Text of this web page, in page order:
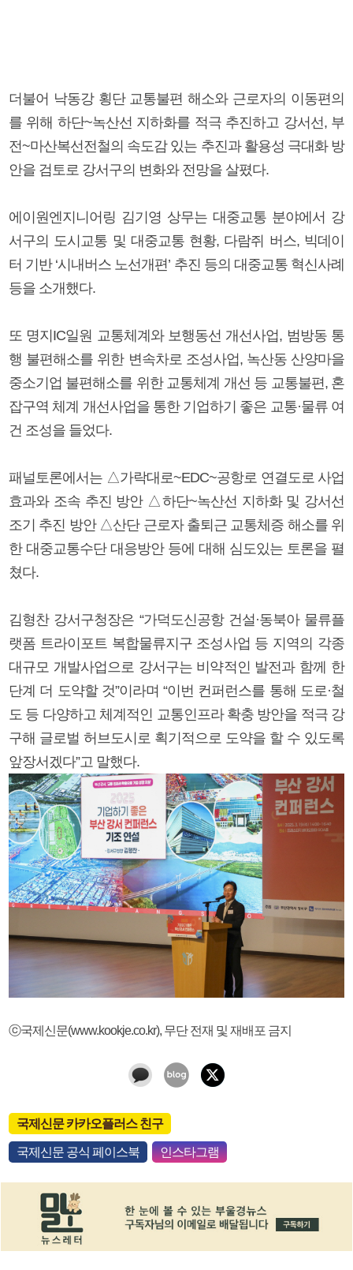
더불어 낙동강 횡단 교통불편 해소와 근로자의 이동편의
를 위해 하단~녹산선 지하화를 적극 추진하고 강서선, 부
전~마산복선전철의 속도감 있는 추진과 활용성 극대화 방
안을 검토로 강서구의 변화와 전망을 살폈다.
에이원엔지니어링 김기영 상무는 대중교통 분야에서 강
서구의 도시교통 및 대중교통 현황, 다람쥐 버스, 빅데이
터 기반 ‘시내버스 노선개편’ 추진 등의 대중교통 혁신사례
등을 소개했다.
또 명지IC일원 교통체계와 보행동선 개선사업, 범방동 통
행 불편해소를 위한 변속차로 조성사업, 녹산동 산양마을
중소기업 불편해소를 위한 교통체계 개선 등 교통불편, 혼
잡구역 체계 개선사업을 통한 기업하기 좋은 교통·물류 여
건 조성을 들었다.
패널토론에서는 △가락대로~EDC~공항로 연결도로 사업
효과와 조속 추진 방안 △하단~녹산선 지하화 및 강서선
조기 추진 방안 △산단 근로자 출퇴근 교통체증 해소를 위
한 대중교통수단 대응방안 등에 대해 심도있는 토론을 펼
쳤다.
김형찬 강서구청장은 “가덕도신공항 건설·동북아 물류플
랫폼 트라이포트 복합물류지구 조성사업 등 지역의 각종
대규모 개발사업으로 강서구는 비약적인 발전과 함께 한
단계 더 도약할 것”이라며 “이번 컨퍼런스를 통해 도로·철
도 등 다양하고 체계적인 교통인프라 확충 방안을 적극 강
구해 글로벌 허브도시로 획기적으로 도약을 할 수 있도록
앞장서겠다”고 말했다.
ⓒ국제신문(www.kookje.co.kr), 무단 전재 및 재배포 금지
국제신문 카카오플러스 친구
국제신문 공식 페이스북 인스타그램